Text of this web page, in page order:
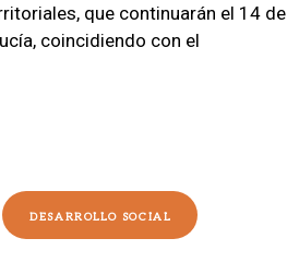
que continuarán el 14 de
coincidiendo con el
DESARROLLO SOCIAL